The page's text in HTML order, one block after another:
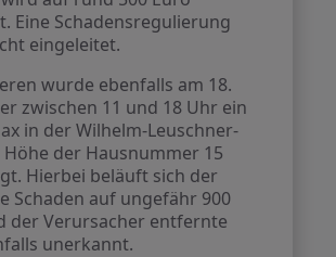
Eine Schadensregulierung
eingeleitet.
wurde ebenfalls am 18.
zwischen 11 und 18 Uhr ein
in der Wilhelm-Leuschner-
Höhe der Hausnummer 15
Hierbei beläuft sich der
Schaden auf ungefähr 900
der Verursacher entfernte
unerkannt.